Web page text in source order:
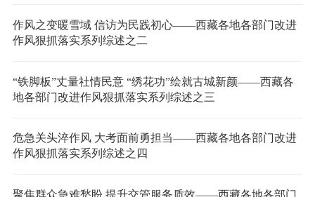
作风之变暖雪域 信访为民践初心——西藏各地各部门改进
作风狠抓落实系列综述之二
“铁脚板”丈量社情民意 “绣花功”绘就古城新颜——西藏各
地各部门改进作风狠抓落实系列综述之三
危急关头淬作风 大考面前勇担当——西藏各地各部门改进
作风狠抓落实系列综述之四